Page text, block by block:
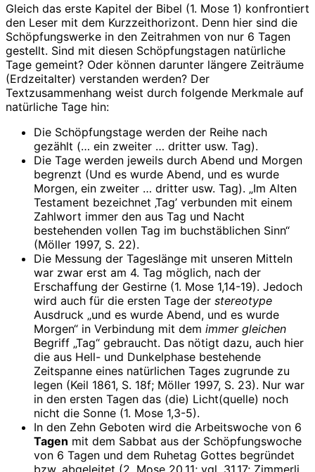
Gleich das erste Kapitel der Bibel (1. Mose 1) konfrontiert
den Leser mit dem Kurzzeithorizont. Denn hier sind die
Schöpfungswerke in den Zeitrahmen von nur 6 Tagen
gestellt. Sind mit diesen Schöpfungstagen natürliche
Tage gemeint? Oder können darunter längere Zeiträume
(Erdzeitalter) verstanden werden? Der
Textzusammenhang weist durch folgende Merkmale auf
natürliche Tage hin:
Die Schöpfungstage werden der Reihe nach
gezählt (… ein zweiter … dritter usw. Tag).
Die Tage werden jeweils durch Abend und Morgen
begrenzt (Und es wurde Abend, und es wurde
Morgen, ein zweiter … dritter usw. Tag). „Im Alten
Testament bezeichnet ‚Tag’ verbunden mit einem
Zahlwort immer den aus Tag und Nacht
bestehenden vollen Tag im buchstäblichen Sinn“
(Möller 1997, S. 22).
Die Messung der Tageslänge mit unseren Mitteln
war zwar erst am 4. Tag möglich, nach der
Erschaffung der Gestirne (1. Mose 1,14-19). Jedoch
wird auch für die ersten Tage der stereotype
Ausdruck „und es wurde Abend, und es wurde
Morgen“ in Verbindung mit dem immer gleichen
Begriff „Tag“ gebraucht. Das nötigt dazu, auch hier
die aus Hell- und Dunkelphase bestehende
Zeitspanne eines natürlichen Tages zugrunde zu
legen (Keil 1861, S. 18f; Möller 1997, S. 23). Nur war
in den ersten Tagen das (die) Licht(quelle) noch
nicht die Sonne (1. Mose 1,3-5).
In den Zehn Geboten wird die Arbeitswoche von 6
Tagen mit dem Sabbat aus der Schöpfungswoche
von 6 Tagen und dem Ruhetag Gottes begründet
bzw. abgeleitet (2. Mose 20,11; vgl. 31,17; Zimmerli